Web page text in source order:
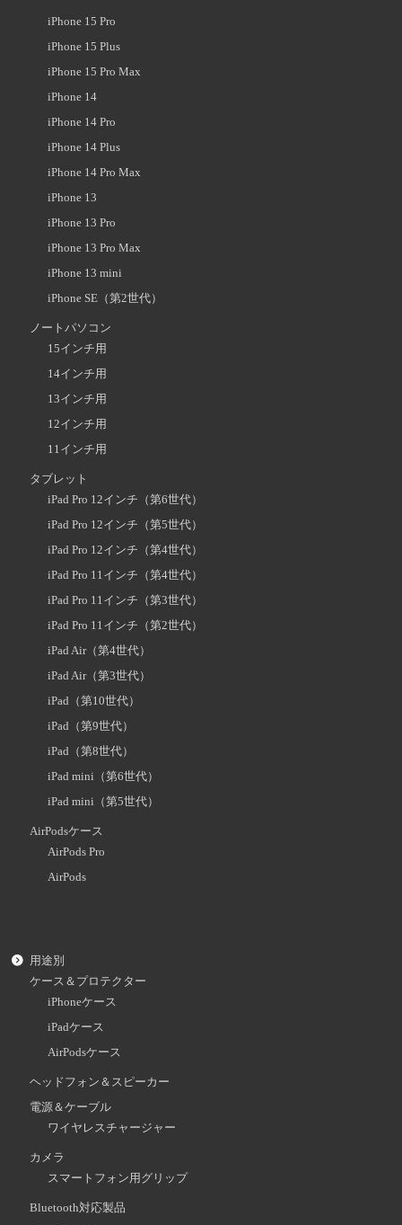
iPhone 15 Pro
iPhone 15 Plus
iPhone 15 Pro Max
iPhone 14
iPhone 14 Pro
iPhone 14 Plus
iPhone 14 Pro Max
iPhone 13
iPhone 13 Pro
iPhone 13 Pro Max
iPhone 13 mini
iPhone SE（第2世代）
ノートパソコン
15インチ用
14インチ用
13インチ用
12インチ用
11インチ用
タブレット
iPad Pro 12インチ（第6世代）
iPad Pro 12インチ（第5世代）
iPad Pro 12インチ（第4世代）
iPad Pro 11インチ（第4世代）
iPad Pro 11インチ（第3世代）
iPad Pro 11インチ（第2世代）
iPad Air（第4世代）
iPad Air（第3世代）
iPad（第10世代）
iPad（第9世代）
iPad（第8世代）
iPad mini（第6世代）
iPad mini（第5世代）
AirPodsケース
AirPods Pro
AirPods
用途別
ケース＆プロテクター
iPhoneケース
iPadケース
AirPodsケース
ヘッドフォン＆スピーカー
電源＆ケーブル
ワイヤレスチャージャー
カメラ
スマートフォン用グリップ
Bluetooth対応製品